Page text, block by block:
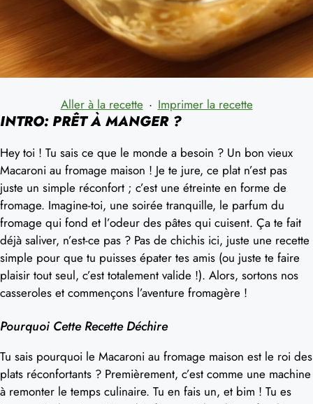
Aller à la recette · Imprimer la recette
INTRO: PRÊT À MANGER ?
Hey toi ! Tu sais ce que le monde a besoin ? Un bon vieux
Macaroni au fromage maison ! Je te jure, ce plat n’est pas
juste un simple réconfort ; c’est une étreinte en forme de
fromage. Imagine-toi, une soirée tranquille, le parfum du
fromage qui fond et l’odeur des pâtes qui cuisent. Ça te fait
déjà saliver, n’est-ce pas ? Pas de chichis ici, juste une recette
simple pour que tu puisses épater tes amis (ou juste te faire
plaisir tout seul, c’est totalement valide !). Alors, sortons nos
casseroles et commençons l’aventure fromagère !
Pourquoi Cette Recette Déchire
Tu sais pourquoi le Macaroni au fromage maison est le roi des
plats réconfortants ? Premièrement, c’est comme une machine
à remonter le temps culinaire. Tu en fais un, et bim ! Tu es